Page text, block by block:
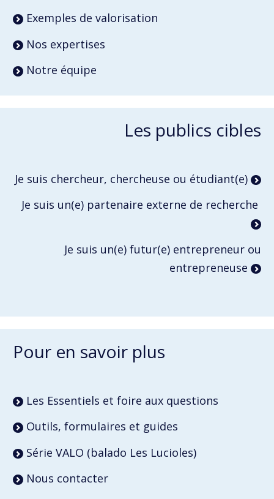
Exemples de valorisation
Nos expertises
Notre équipe
Les publics cibles
Je suis chercheur, chercheuse ou étudiant(e)
Je suis un(e) partenaire externe de recherche
Je suis un(e) futur(e) entrepreneur ou
entrepreneuse
Pour en savoir plus
Les Essentiels et foire aux questions
Outils, formulaires et guides
Série VALO (balado Les Lucioles)
Nous contacter